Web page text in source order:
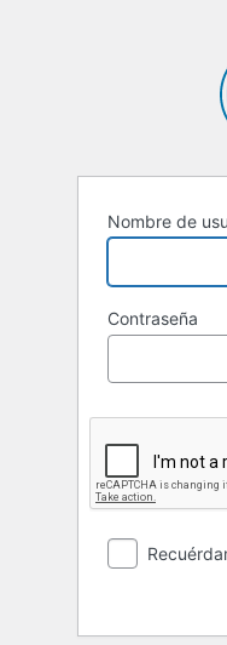
Nombre de
Contraseña